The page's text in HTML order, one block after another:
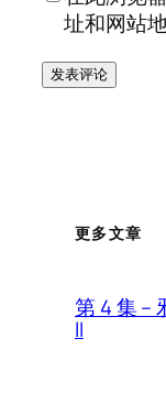
址和网站
更多文章
第 4 集 –
II